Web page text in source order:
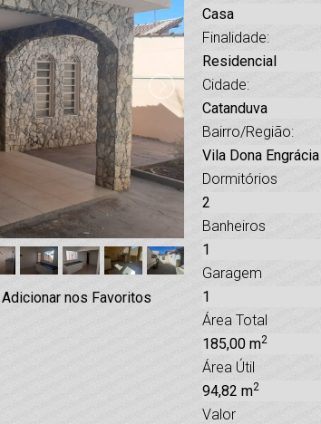
Adicionar nos Favoritos
Casa
Finalidade:
Residencial
Cidade:
Catanduva
Bairro/Região:
Vila Dona Engrácia
Dormitórios
2
Banheiros
1
Garagem
1
Área Total
185,00 m2
Área Útil
94,82 m2
Valor